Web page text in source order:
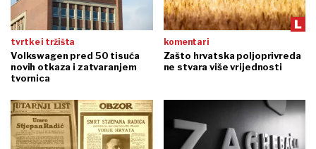
tvrtke i tržišta
Volkswagen pred 50 tisuća
novih otkaza i zatvaranjem
tvornica
komentari
Zašto hrvatska poljoprivreda
ne stvara više vrijednosti